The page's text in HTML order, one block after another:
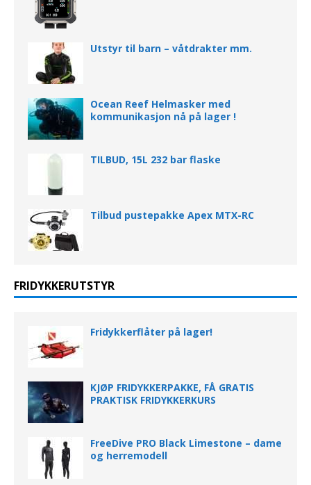
Utstyr til barn – våtdrakter mm.
Ocean Reef Helmasker med
kommunikasjon nå på lager !
TILBUD, 15L 232 bar flaske
Tilbud pustepakke Apex MTX-RC
FRIDYKKERUTSTYR
Fridykkerflåter på lager!
KJØP FRIDYKKERPAKKE, FÅ GRATIS
PRAKTISK FRIDYKKERKURS
FreeDive PRO Black Limestone – dame
og herremodell